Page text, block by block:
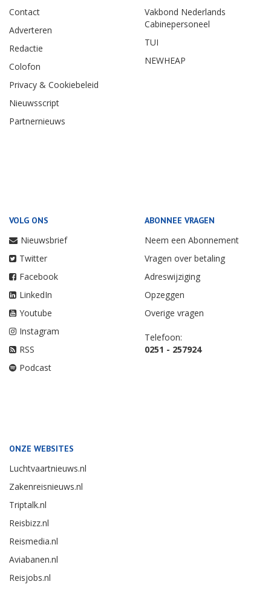
Contact
Adverteren
Redactie
Colofon
Privacy & Cookiebeleid
Nieuwsscript
Partnernieuws
Vakbond Nederlands
Cabinepersoneel
TUI
NEWHEAP
VOLG ONS
Nieuwsbrief
Twitter
Facebook
LinkedIn
Youtube
Instagram
RSS
Podcast
ABONNEE VRAGEN
Neem een Abonnement
Vragen over betaling
Adreswijziging
Opzeggen
Overige vragen
Telefoon:
0251 - 257924
ONZE WEBSITES
Luchtvaartnieuws.nl
Zakenreisnieuws.nl
Triptalk.nl
Reisbizz.nl
Reismedia.nl
Aviabanen.nl
Reisjobs.nl